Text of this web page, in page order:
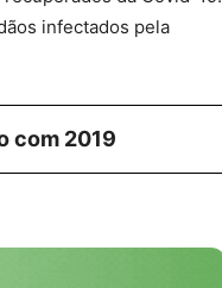
infectados pela
com 2019